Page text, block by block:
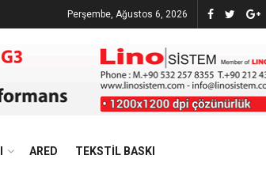
Perşembe, Ağustos 6, 2026
ARED TEKSTIL BASKI